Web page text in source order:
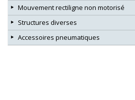
Mouvement rectiligne non motorisé
Structures diverses
Accessoires pneumatiques